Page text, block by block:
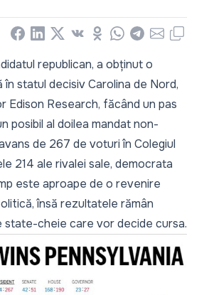
Facebook
LinkedIn
X Vkontakte
Odnoklassniki
WhatsApp
Telegram
EmailCopy
republican, a obținut o
statul decisiv Carolina de Nord,
Edison Research, făcând un pas
posibil al doilea mandat non-
de 267 de voturi în Colegiul
214 ale rivalei sale, democrata
este aproape de o revenire
însă rezultatele rămân
state-cheie care vor decide cursa.